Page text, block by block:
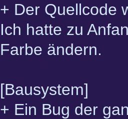
+ Der Quellcode
Ich hatte zu
Farbe ändern.
[Bausystem]
+ Ein Bug der